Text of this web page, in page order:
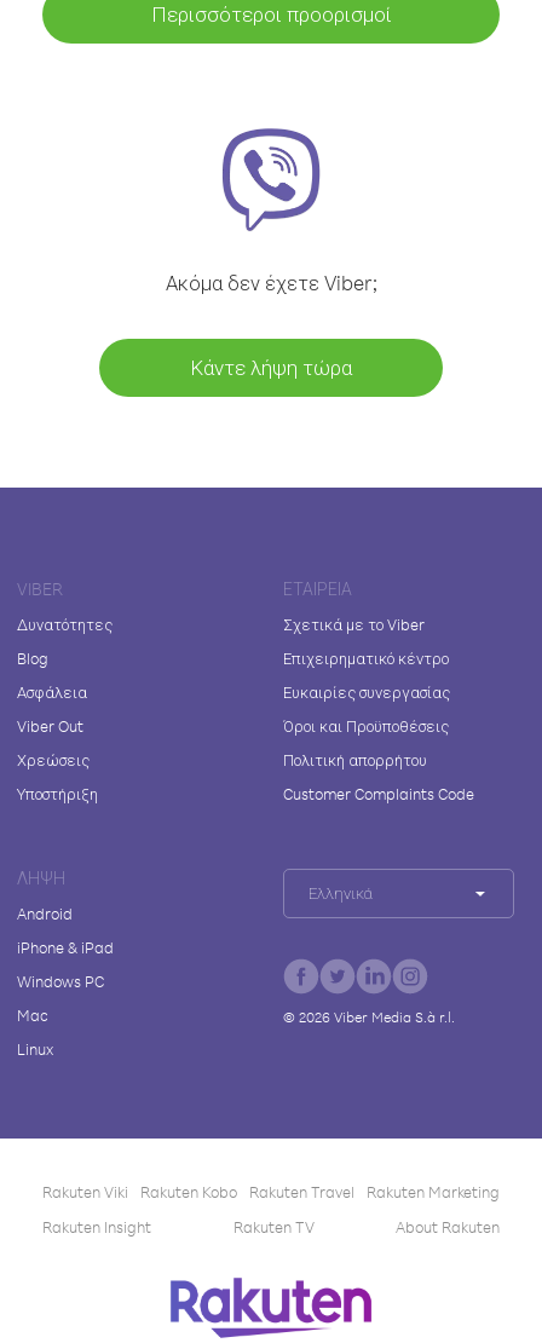
Περισσότεροι προορισμοί
Ακόμα δεν έχετε Viber;
Κάντε λήψη τώρα
VIBER
Δυνατότητες
Blog
Ασφάλεια
Viber Out
Χρεώσεις
Υποστήριξη
ΕΤΑΙΡΕΊΑ
Σχετικά με το Viber
Επιχειρηματικό κέντρο
Ευκαιρίες συνεργασίας
Όροι και Προϋποθέσεις
Πολιτική απορρήτου
Customer Complaints Code
ΛΉΨΗ
Android
iPhone & iPad
Windows PC
Mac
Linux
Ελληνικά
© 2026Viber Media S.à r.l.
Rakuten Viki Rakuten Kobo Rakuten Travel
Rakuten Marketing
Rakuten Insight
Rakuten TV About Rakuten